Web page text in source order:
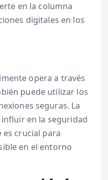
en la columna
digitales en los
opera a través
puede utilizar los
seguras. La
en la seguridad
es crucial para
en el entorno